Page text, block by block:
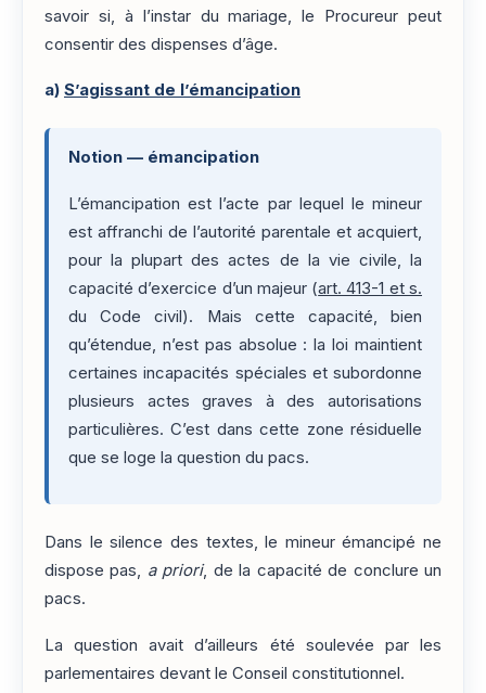
savoir si, à l’instar du mariage, le Procureur peut
consentir des dispenses d’âge.
a) S’agissant de l’émancipation
Notion — émancipation
L’émancipation est l’acte par lequel le mineur
est affranchi de l’autorité parentale et acquiert,
pour la plupart des actes de la vie civile, la
capacité d’exercice d’un majeur (art. 413-1 et s.
du Code civil). Mais cette capacité, bien
qu’étendue, n’est pas absolue : la loi maintient
certaines incapacités spéciales et subordonne
plusieurs actes graves à des autorisations
particulières. C’est dans cette zone résiduelle
que se loge la question du pacs.
Dans le silence des textes, le mineur émancipé ne
dispose pas, a priori, de la capacité de conclure un
pacs.
La question avait d’ailleurs été soulevée par les
parlementaires devant le Conseil constitutionnel.